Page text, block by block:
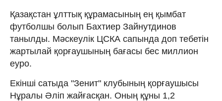
Қазақстан ұлттық құрамасының ең қымбат
футболшы болып Бахтиер Зайнутдинов
танылды. Мәскеулік ЦСКА сапында доп тебетін
жартылай қорғаушының бағасы бес миллион
еуро.
Екінші сатыда "Зенит" клубының қорғаушысы
Нұралы Әліп жайғасқан. Оның құны 1,2